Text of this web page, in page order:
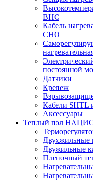
ВНС
Кабель
СНО
постоянной
Датчики
Крепеж
Кабели SHTL
Аксессуары
Теплый пол
Двухжильные
Двужильные
Пленочный